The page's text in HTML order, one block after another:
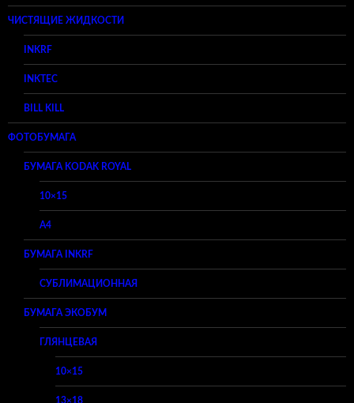
ЧИСТЯЩИЕ ЖИДКОСТИ
INKRF
INKTEC
BILL KILL
ФОТОБУМАГА
БУМАГА KODAK ROYAL
10×15
A4
БУМАГА INKRF
СУБЛИМАЦИОННАЯ
БУМАГА ЭКОБУМ
ГЛЯНЦЕВАЯ
10×15
13×18